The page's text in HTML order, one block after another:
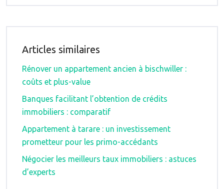
Articles similaires
Rénover un appartement ancien à bischwiller :
coûts et plus-value
Banques facilitant l’obtention de crédits
immobiliers : comparatif
Appartement à tarare : un investissement
prometteur pour les primo-accédants
Négocier les meilleurs taux immobiliers : astuces
d’experts